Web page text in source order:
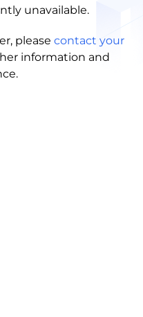
unavailable.
please contact your
information and